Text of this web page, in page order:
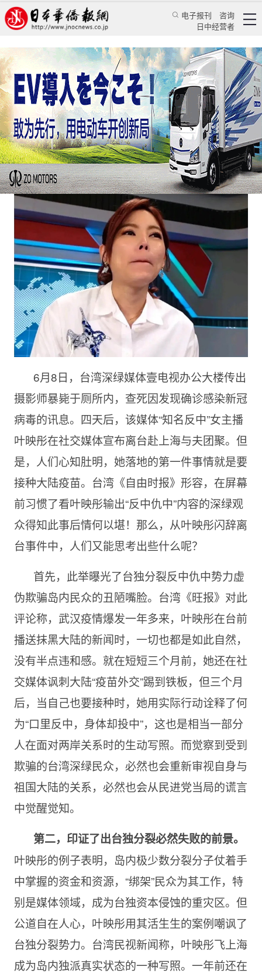
电子报刊
咨询
日中经营者
台湾深绿女主播飞上海打中国疫苗带来的思考
常清 评论 国际视角
日本华侨报网 2021/6/21 10:48:16
6月8日，台湾深绿媒体壹电视办公大楼传出
摄影师暴毙于厕所内，查死因发现确诊感染新冠
病毒的讯息。四天后，该媒体“知名反中”女主播
叶映彤在社交媒体宣布离台赴上海与夫团聚。但
是，人们心知肚明，她落地的第一件事情就是要
接种大陆疫苗。台湾《自由时报》形容，在屏幕
前习惯了看叶映彤输出“反中仇中”内容的深绿观
众得知此事后情何以堪！那么，从叶映彤闪辞离
台事件中，人们又能思考出些什么呢？
首先，此举曝光了台独分裂反中仇中势力虚
伪欺骗岛内民众的丑陋嘴脸。台湾《旺报》对此
评论称，武汉疫情爆发一年多来，叶映彤在台前
播送抹黑大陆的新闻时，一切也都是如此自然，
没有半点违和感。就在短短三个月前，她还在社
交媒体讽刺大陆“疫苗外交”踢到铁板，但三个月
后，当自己也要接种时，她用实际行动诠释了何
为“口里反中，身体却投中”，这也是相当一部分
人在面对两岸关系时的生动写照。而觉察到受到
欺骗的台湾深绿民众，必然也会重新审视自身与
祖国大陆的关系，必然也会从民进党当局的谎言
中觉醒觉知。
第二，印证了出台独分裂必然失败的前景。
叶映彤的例子表明，岛内极少数分裂分子仗着手
中掌握的资金和资源，“绑架”民众为其工作，特
别是媒体领域，成为台独资本侵蚀的重灾区。但
公道自在人心，叶映彤用其活生生的案例嘲讽了
台独分裂势力。台湾民视新闻称，叶映彤飞上海
成为岛内独派真实状态的一种写照。一年前还在